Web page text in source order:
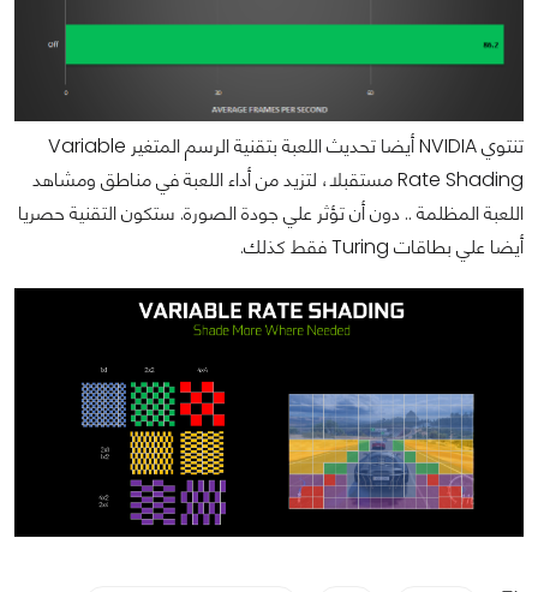
تنتوي NVIDIA أيضا تحديث اللعبة بتقنية الرسم المتغير Variable
Rate Shading مستقبلا، لتزيد من أداء اللعبة في مناطق ومشاهد
اللعبة المظلمة .. دون أن تؤثر علي جودة الصورة. ستكون التقنية حصريا
أيضا علي بطاقات Turing فقط كذلك.